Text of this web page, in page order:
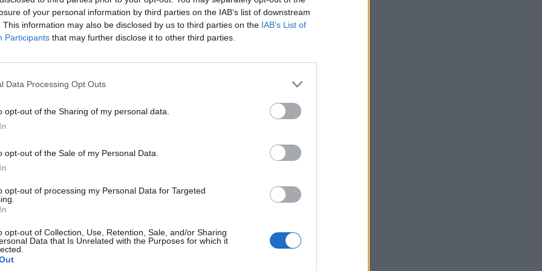
of your personal information by third parties on the IAB’s list of downstream
This information may also be disclosed by us to third parties on the IAB’s List of
Participants that may further disclose it to other third parties.
Data Processing Opt Outs
opt-out of the Sharing of my personal data.
opt-out of the Sale of my Personal Data.
opt-out of processing my Personal Data for Targeted
opt-out of Collection, Use, Retention, Sale, and/or Sharing
Data that Is Unrelated with the Purposes for which it
adjunktusa, aki szerint a balti ország jól járhat a közös
közül harmadikként (a 2004-es bővítési körből ötödikként) Észtország is
2007-es észt monetáris csatlakozást ugyanis...
portfolio.hu hírarchívumához tartozik, melynek olvasása előfizetéses
tartalmazza:
cikkarchívum
Előfizetés